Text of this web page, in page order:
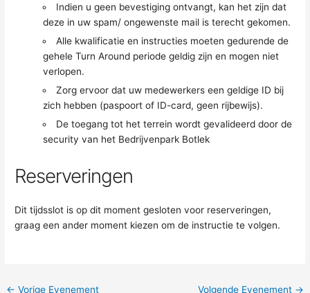
Indien u geen bevestiging ontvangt, kan het zijn dat
deze in uw spam/ ongewenste mail is terecht gekomen.
Alle kwalificatie en instructies moeten gedurende de
gehele Turn Around periode geldig zijn en mogen niet
verlopen.
Zorg ervoor dat uw medewerkers een geldige ID bij
zich hebben (paspoort of ID-card, geen rijbewijs).
De toegang tot het terrein wordt gevalideerd door de
security van het Bedrijvenpark Botlek
Reserveringen
Dit tijdsslot is op dit moment gesloten voor reserveringen,
graag een ander moment kiezen om de instructie te volgen.
← Vorige Evenement Volgende Evenement →